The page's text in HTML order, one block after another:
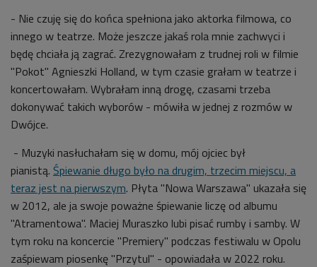
- Nie czuję się do końca spełniona jako aktorka filmowa, co
innego w teatrze. Może jeszcze jakaś rola mnie zachwyci i
będę chciała ją zagrać. Zrezygnowałam z trudnej roli w filmie
"Pokot" Agnieszki Holland, w tym czasie grałam w teatrze i
koncertowałam. Wybrałam inną drogę, czasami trzeba
dokonywać takich wyborów - mówiła w jednej z rozmów w
Dwójce.
- Muzyki nasłuchałam się w domu, mój ojciec był
pianistą. Śpiewanie długo było na drugim, trzecim miejscu, a
teraz jest na pierwszym. Płyta "Nowa Warszawa" ukazała się
w 2012, ale ja swoje poważne śpiewanie liczę od albumu
"Atramentowa". Maciej Muraszko lubi pisać rumby i samby. W
tym roku na koncercie "Premiery" podczas festiwalu w Opolu
zaśpiewam piosenkę "Przytul" - opowiadała w 2022 roku.